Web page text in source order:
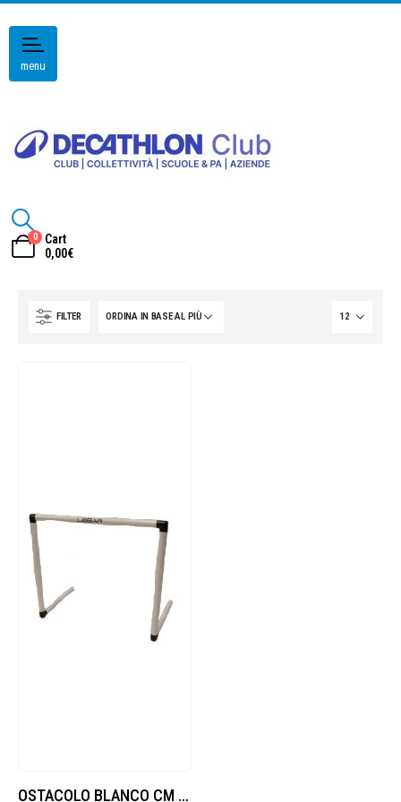
menu
0
Cart
0,00€
FILTER
OSTACOLO BLANCO CM 60 (NERO)